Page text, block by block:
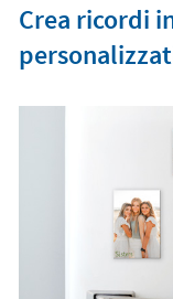
Crea ricordi